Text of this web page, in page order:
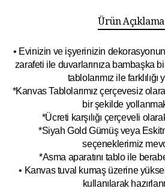
Ürün
• Evinizin ve işyerinizin
zarafeti ile duvarlarınıza bambaşka
tablolarımız ile farklılığı
*Kanvas Tablolarımız çerçevesiz
bir şekilde
*Ücreti karşılığı çerçeveli
*Siyah Gold Gümüş veya
seçeneklerimiz
*Asma aparatını tablo ile
• Kanvas tuval kumaş üzerine
kullanılarak